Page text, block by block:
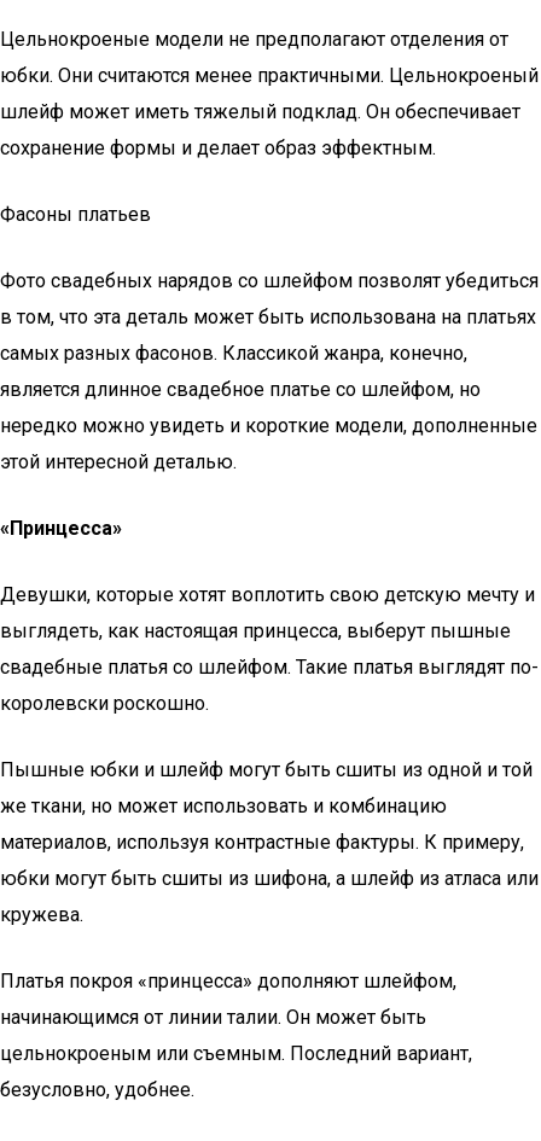
Цельнокроеные модели не предполагают отделения от
юбки. Они считаются менее практичными. Цельнокроеный
шлейф может иметь тяжелый подклад. Он обеспечивает
сохранение формы и делает образ эффектным.
Фасоны платьев
Фото свадебных нарядов со шлейфом позволят убедиться
в том, что эта деталь может быть использована на платьях
самых разных фасонов. Классикой жанра, конечно,
является длинное свадебное платье со шлейфом, но
нередко можно увидеть и короткие модели, дополненные
этой интересной деталью.
«Принцесса»
Девушки, которые хотят воплотить свою детскую мечту и
выглядеть, как настоящая принцесса, выберут пышные
свадебные платья со шлейфом. Такие платья выглядят по-
королевски роскошно.
Пышные юбки и шлейф могут быть сшиты из одной и той
же ткани, но может использовать и комбинацию
материалов, используя контрастные фактуры. К примеру,
юбки могут быть сшиты из шифона, а шлейф из атласа или
кружева.
Платья покроя «принцесса» дополняют шлейфом,
начинающимся от линии талии. Он может быть
цельнокроеным или съемным. Последний вариант,
безусловно, удобнее.